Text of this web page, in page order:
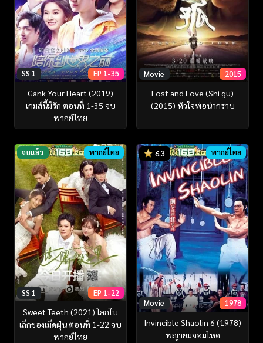
SS 1 EP 1-35
Gank Your Heart (2019)
เกมส์นี้มีรัก ตอนที่ 1-35 จบ
พากย์ไทย
Movie 2015
Lost and Love (Shi gu)
(2015) หัวใจพ่อน่ากราบ
จบแล้ว พากย์ไทย
SS 1 EP 1-22
Sweet Teeth (2021) โลกใบ
เล็กของเม็ดฝุ่น ตอนที่ 1-22 จบ
พากย์ไทย
6.3 พากย์ไทย
Movie 1978
Invincible Shaolin 6 (1978)
พญายมจอมโหด